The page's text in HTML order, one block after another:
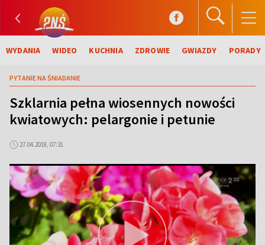
WYDANIA WIDEO KUCHNIA ZDROWIE GWIAZDY PORADY
PYTANIE NA ŚNIADANIE
Szklarnia pełna wiosennych nowości
kwiatowych: pelargonie i petunie
27.04.2018, 07:31